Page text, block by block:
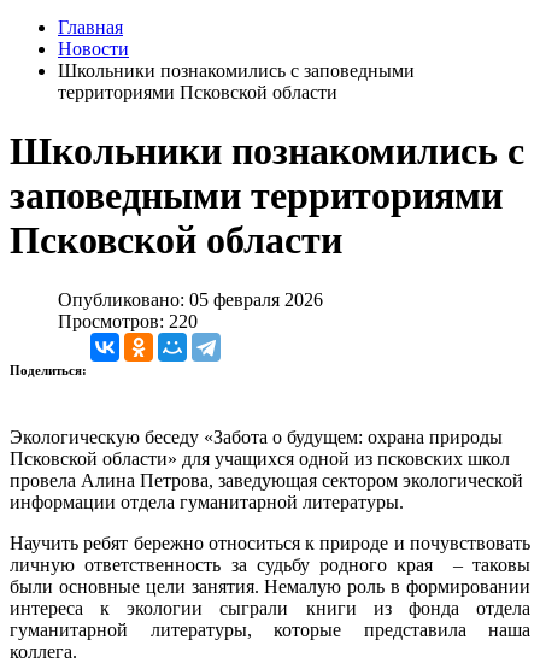
Главная
Новости
Школьники познакомились с заповедными
территориями Псковской области
Школьники познакомились с
заповедными территориями
Псковской области
Опубликовано: 05 февраля 2026
Просмотров: 220
Поделиться:
Экологическую беседу «Забота о будущем: охрана природы
Псковской области» для учащихся одной из псковских школ
провела Алина Петрова, заведующая сектором экологической
информации отдела гуманитарной литературы.
Научить ребят бережно относиться к природе и почувствовать
личную ответственность за судьбу родного края – таковы
были основные цели занятия. Немалую роль в формировании
интереса к экологии сыграли книги из фонда отдела
гуманитарной литературы, которые представила наша
коллега.